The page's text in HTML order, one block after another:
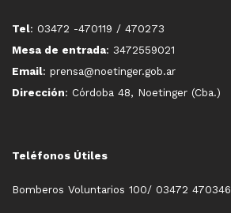
Tel: 03472 -470119 / 470273
Mesa de entrada: 3472559021
Email: prensa@noetinger.gob.ar
Dirección: Córdoba 48, Noetinger (Cba.)
Teléfonos Útiles
Bomberos Voluntarios 100/ 03472 470346